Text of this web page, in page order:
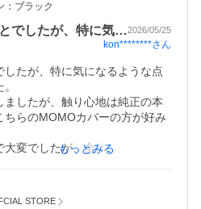
ブラック
でしたが、特に気…2026/05/25
kon********さん
たが、特に気になるような点
したが、触り心地は純正の本
らのMOMOカバーの方が好み
変でしたが、全体的には満足
もっとみる
STORE